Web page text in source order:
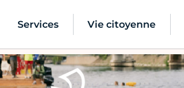
Services Vie citoyenne